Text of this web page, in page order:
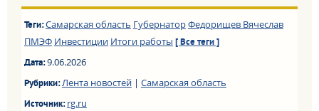
Теги:Самарская область ГубернаторФедорищев Вячеслав
ПМЭФ Инвестиции Итоги работы [ Все теги ]
Дата:9.06.2026
Рубрики:Лента новостей| Самарская область
Источник:rg.ru